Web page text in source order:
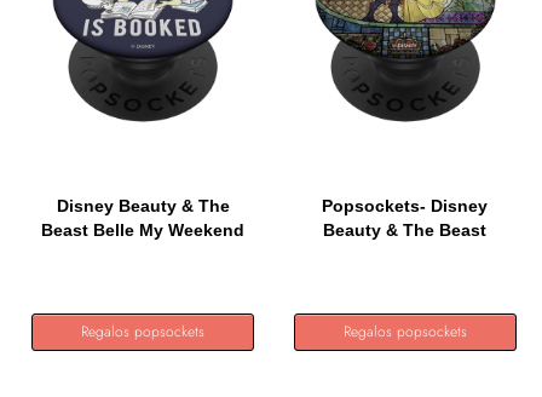
Disney Beauty & The
Beast Belle My Weekend
Regalos popsockets
Popsockets- Disney
Beauty & The Beast
Regalos popsockets